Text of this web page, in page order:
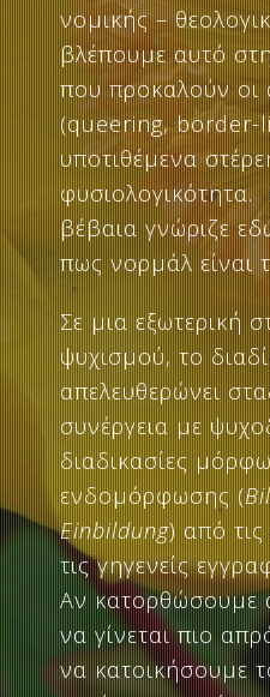
νομικής –
βλέπουμε αυτό
που προκαλούν οι
(queering, border-
υποτιθέμενα
φυσιολογικότητα.
βέβαια γνώριζε
πως νορμάλ είναι
Σε μια εξωτερική
ψυχισμού, το
απελευθερώνει
συνέργεια με
διαδικασίες
ενδομόρφωσης (
Einbildung) από τις
τις γηγενείς
Αν κατορθώσουμε
να γίνεται πιο
να κατοικήσουμε